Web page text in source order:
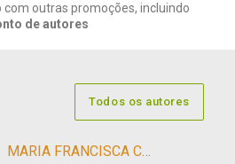
outras promoções, incluindo
de autores
Todos os autores
MARIA FRANCISCA CARNEIRO